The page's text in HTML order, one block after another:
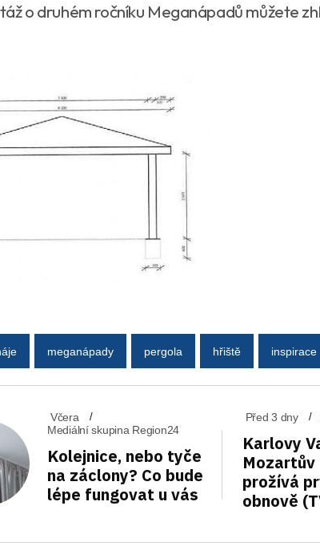
o druhém ročníku Meganápadů můžete
meganápady pergola hřiště inspirace
Včera
Mediální skupina Region24
Kolejnice, nebo tyče
na záclony? Co bude
lépe fungovat u vás
Před 3 dny
Karlovy
prožívá
obnově